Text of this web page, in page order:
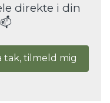
direkte i din
tak, tilmeld mig